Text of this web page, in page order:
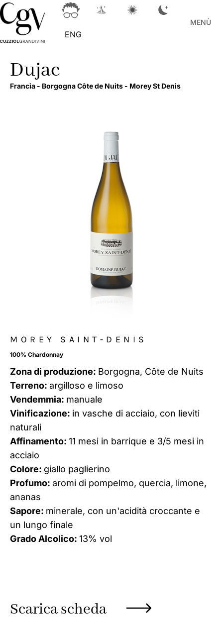
ENG
MENÙ
Dujac
Francia - Borgogna Côte de Nuits - Morey St Denis
MOREY SAINT-DENIS
100% Chardonnay
Zona di produzione: Borgogna, Côte de Nuits
Terreno: argilloso e limoso
Vendemmia: manuale
Vinificazione: in vasche di acciaio, con lieviti
naturali
Affinamento: 11 mesi in barrique e 3/5 mesi in
acciaio
Colore: giallo paglierino
Profumo: aromi di pompelmo, quercia, limone,
ananas
Sapore: minerale, con un'acidità croccante e
un lungo finale
Grado Alcolico: 13% vol
Scarica scheda